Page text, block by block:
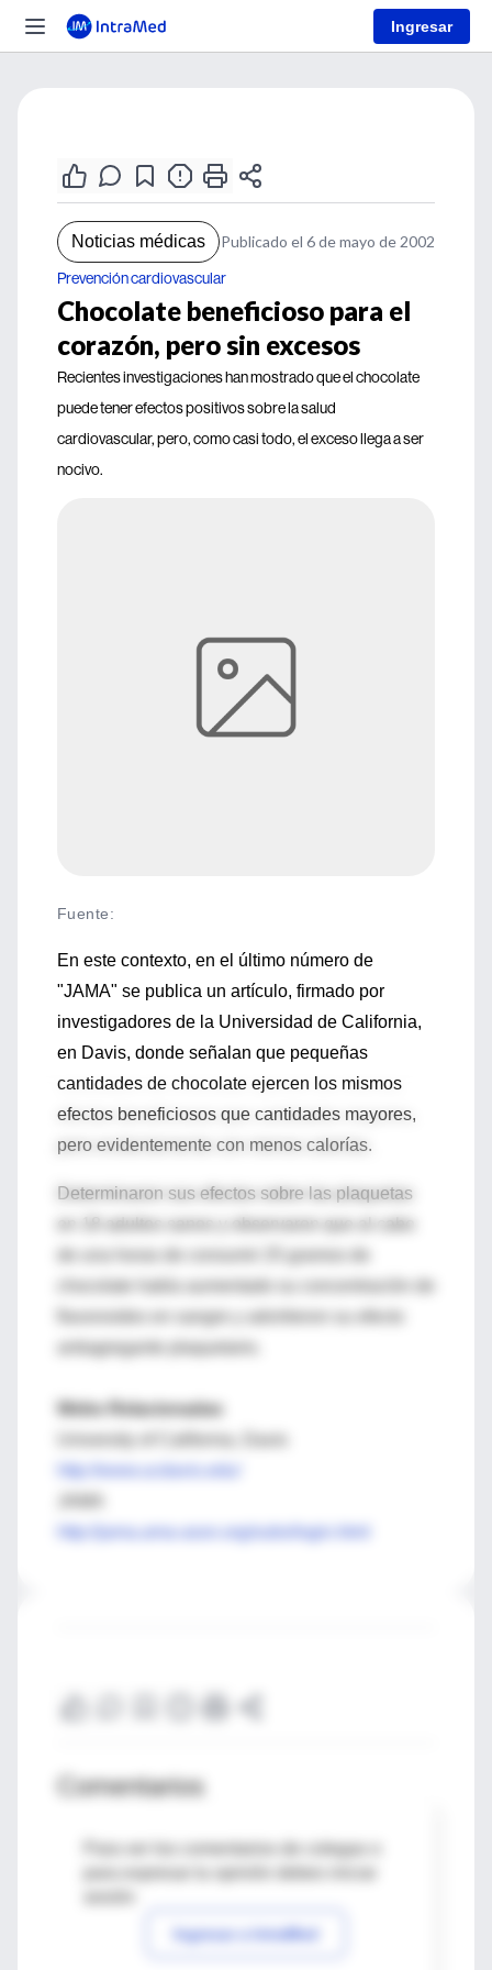
Ingresar
Noticias médicas Publicado el 6 de mayo de 2002
Prevención cardiovascular
Chocolate beneficioso para el
corazón, pero sin excesos
Recientes investigaciones han mostrado que el chocolate
puede tener efectos positivos sobre la salud
cardiovascular, pero, como casi todo, el exceso llega a ser
nocivo.
Fuente:
En este contexto, en el último número de
"JAMA" se publica un artículo, firmado por
investigadores de la Universidad de California,
en Davis, donde señalan que pequeñas
cantidades de chocolate ejercen los mismos
efectos beneficiosos que cantidades mayores,
pero evidentemente con menos calorías.
Determinaron sus efectos sobre las plaquetas
en 18 adultos sanos y observaron que al cabo
flavonoides en sangre y advirtieron su efecto
antiagregante plaquetario.
Webs Relacionadas
http://jama.ama-assn.org/subs/login.html
Comentarios
Para ver los comentarios de colegas o
Ingresar a IntraMed